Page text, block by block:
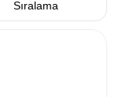
Sıralama